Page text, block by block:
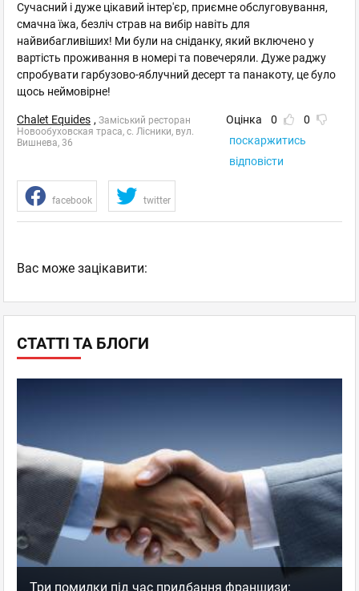
СТАТТІ ТА БЛОГИ
Три помилки під час придбання франшизи:
Сучасний і дуже цікавий інтер'єр, приємне обслуговування,
смачна їжа, безліч страв на вибір навіть для
найвибагливіших! Ми були на сніданку, який включено у
вартість проживання в номері та повечеряли. Дуже раджу
спробувати гарбузово-яблучний десерт та панакоту, це було
щось неймовірне!
Chalet Equides , Заміський ресторан
Новообуховская траса, с. Лісники, вул.
Вишнева, 36
Оцінка 0
0
поскаржитись
відповісти
facebook twitter
Вас може зацікавити: